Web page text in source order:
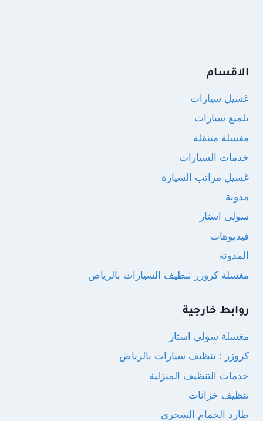
الاقسام
غسيل سيارات
تلميع سيارات
مغسلة متنقلة
خدمات السيارات
غسيل مراتب السيارة
مدونة
سولى استار
فيديوهات
المدونة
مغسلة كروزر تنظيف السيارات بالرياض
روابط خارجية
مغسلة سولي استار
كروزر : تنظيف سيارات بالرياض
خدمات التنظيف المنزلية
تنظيف خزانات
طارد الحمام السحري